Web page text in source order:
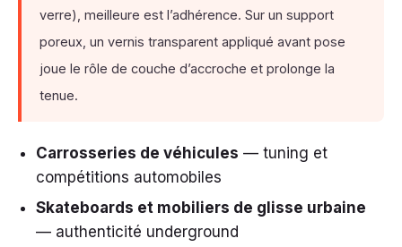
verre), meilleure est l’adhérence. Sur un support
poreux, un vernis transparent appliqué avant pose
joue le rôle de couche d’accroche et prolonge la
tenue.
Carrosseries de véhicules — tuning et
compétitions automobiles
Skateboards et mobiliers de glisse urbaine
— authenticité underground